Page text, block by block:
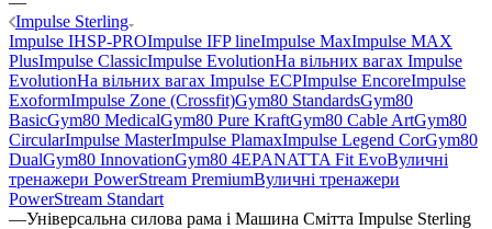
Impulse Sterling
Impulse IHSP-PROImpulse IFP lineImpulse MaxImpulse MAX
PlusImpulse ClassicImpulse EvolutionНа вільних вагах Impulse
EvolutionНа вільних вагах Impulse ECPImpulse EncoreImpulse
ExoformImpulse Zone (Crossfit)Gym80 StandardsGym80
BasicGym80 MedicalGym80 Pure KraftGym80 Cable ArtGym80
CircularImpulse MasterImpulse PlamaxImpulse Legend CorGym80
DualGym80 InnovationGym80 4EPANATTA Fit EvoВуличні
тренажери PowerStream PremiumВуличні тренажери
PowerStream Standart
—Універсальна силова рама і Машина Смітта Impulse Sterling